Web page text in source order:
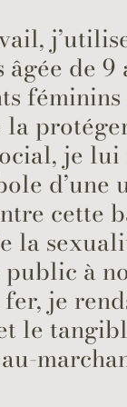
de 9
la
je
d’une
cette
la
public à
je
le